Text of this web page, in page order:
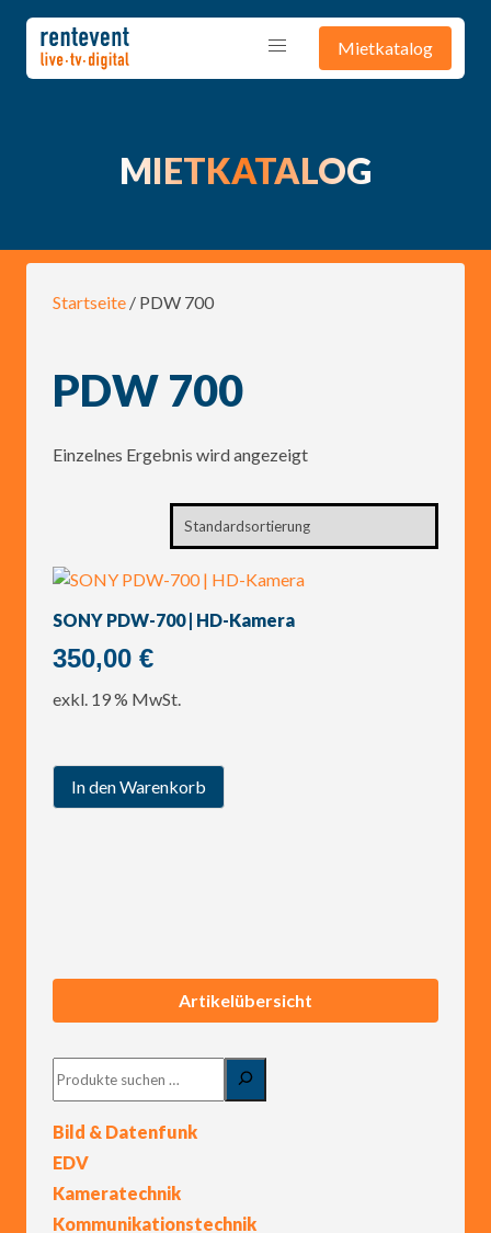
Mietkatalog
MIETKATALOG
Startseite / PDW 700
PDW 700
Einzelnes Ergebnis wird angezeigt
SONY PDW-700 | HD-Kamera
350,00 €
exkl. 19 % MwSt.
In den Warenkorb
Artikelübersicht
Suchen
Bild & Datenfunk
EDV
Kameratechnik
Kommunikationstechnik